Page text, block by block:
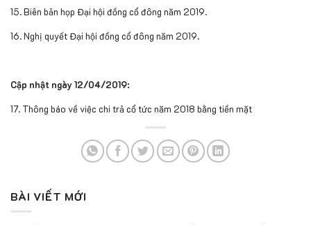
BÀI VIẾT MỚI
15. Biên bản họp Đại hội đồng cổ đông năm 2019.
16. Nghị quyết Đại hội đồng cổ đông năm 2019.
Cập nhật ngày 12/04/2019:
17. Thông báo về việc chi trả cổ tức năm 2018 bằng tiền mặt